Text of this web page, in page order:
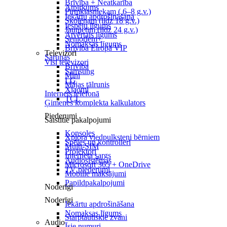
Brīvība + Neatkarība
Pirmklasniekam ( 6–8 g.v.)
Skolēnam (līdz 18 g.v.)
Jaunietim (līdz 24 g.v.)
Senioriem+
Brīvība Eiropā VIP
Sarunas
Brīvība
Mini
Mājas tālrunis
Internets telefonā
Ģimenes komplekta kalkulators
Saistītie pakalpojumi
Xplora viedpulksteņi bērniem
Multi-SIM
Interneta sargs
Microsoft 365 + OneDrive
Mobilie maksājumi
Papildpakalpojumi
Noderīgi
Starptautiskie zvani
Atpirkums
Iekārtu apdrošināšana
Iespēju līgums
Atvērtais līgums
Nomaksas līgums
Televizori
Visi televizori
Samsung
LG
Xiaomi
TCL
Piederumi
Konsoles
Spēles un kontrolieri
Projektori
Audiosistēmas
TV piederumi
Noderīgi
Iekārtu apdrošināšana
Nomaksas līgums
Audio